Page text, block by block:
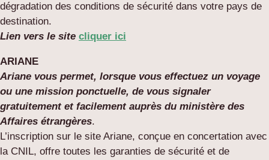
dégradation des conditions de sécurité dans votre pays de
destination.
Lien vers le site cliquer ici
ARIANE
Ariane vous permet, lorsque vous effectuez un voyage
ou une mission ponctuelle, de vous signaler
gratuitement et facilement auprès du ministère des
Affaires étrangères.
L’inscription sur le site Ariane, conçue en concertation avec
la CNIL, offre toutes les garanties de sécurité et de